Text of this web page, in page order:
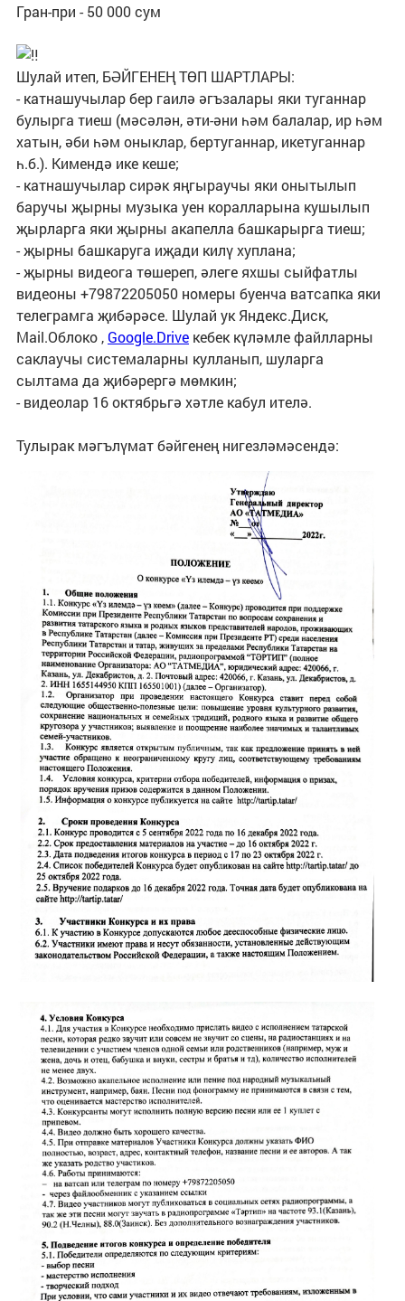
Гран-при - 50 000 сум
Шулай итеп, БӘЙГЕНЕҢ ТӨП ШАРТЛАРЫ:
- катнашучылар бер гаилә әгъзалары яки туганнар
булырга тиеш (мәсәлән, әти-әни һәм балалар, ир һәм
хатын, әби һәм оныклар, бертуганнар, икетуганнар
һ.б.). Кимендә ике кеше;
- катнашучылар сирәк яңгыраучы яки онытылып
баручы җырны музыка уен коралларына кушылып
җырларга яки җырны акапелла башкарырга тиеш;
- җырны башкаруга иҗади килү хуплана;
- җырны видеога төшереп, әлеге яхшы сыйфатлы
видеоны +79872205050 номеры буенча ватсапка яки
телеграмга җибәрәсе. Шулай ук Яндекс.Диск,
Mail.Облоко , Google.Drive кебек күләмле файлларны
саклаучы системаларны кулланып, шуларга
сылтама да җибәрергә мөмкин;
- видеолар 16 октябрьгә хәтле кабул ителә.
Тулырак мәгълүмат бәйгенең нигезләмәсендә: